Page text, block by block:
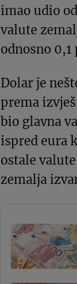
imao udio
valute
odnosno 0,1
Dolar je
prema
bio glavna
ispred eura
ostale
zemalja